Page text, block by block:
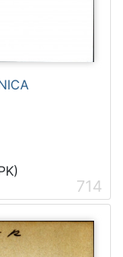
714